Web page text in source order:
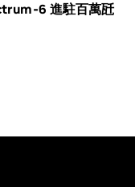
6 進駐百萬瓩